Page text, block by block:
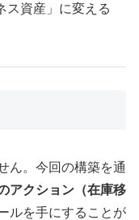
ス資産」に変える
ん。今回の構築を通
アクション（在庫移
ルを手にすることが